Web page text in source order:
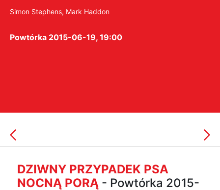
Simon Stephens, Mark Haddon
Powtórka 2015-06-19, 19:00
DZIWNY PRZYPADEK PSA
NOCNĄ PORĄ - Powtórka 2015-